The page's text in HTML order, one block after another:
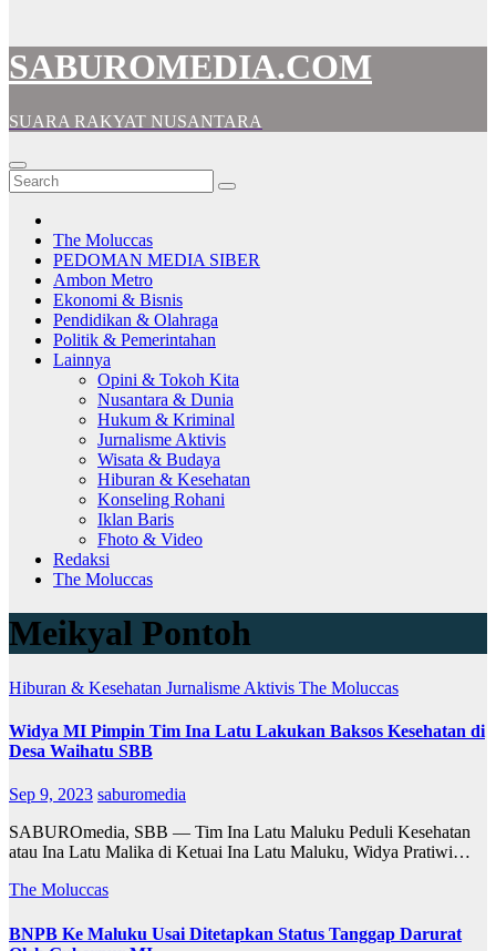
SABUROMEDIA.COM
SUARA RAKYAT NUSANTARA
The Moluccas
PEDOMAN MEDIA SIBER
Ambon Metro
Ekonomi & Bisnis
Pendidikan & Olahraga
Politik & Pemerintahan
Lainnya
Opini & Tokoh Kita
Nusantara & Dunia
Hukum & Kriminal
Jurnalisme Aktivis
Wisata & Budaya
Hiburan & Kesehatan
Konseling Rohani
Iklan Baris
Fhoto & Video
Redaksi
The Moluccas
Meikyal Pontoh
Hiburan & Kesehatan Jurnalisme Aktivis The Moluccas
Widya MI Pimpin Tim Ina Latu Lakukan Baksos Kesehatan di
Desa Waihatu SBB
Sep 9, 2023 saburomedia
SABUROmedia, SBB — Tim Ina Latu Maluku Peduli Kesehatan
atau Ina Latu Malika di Ketuai Ina Latu Maluku, Widya Pratiwi…
The Moluccas
BNPB Ke Maluku Usai Ditetapkan Status Tanggap Darurat